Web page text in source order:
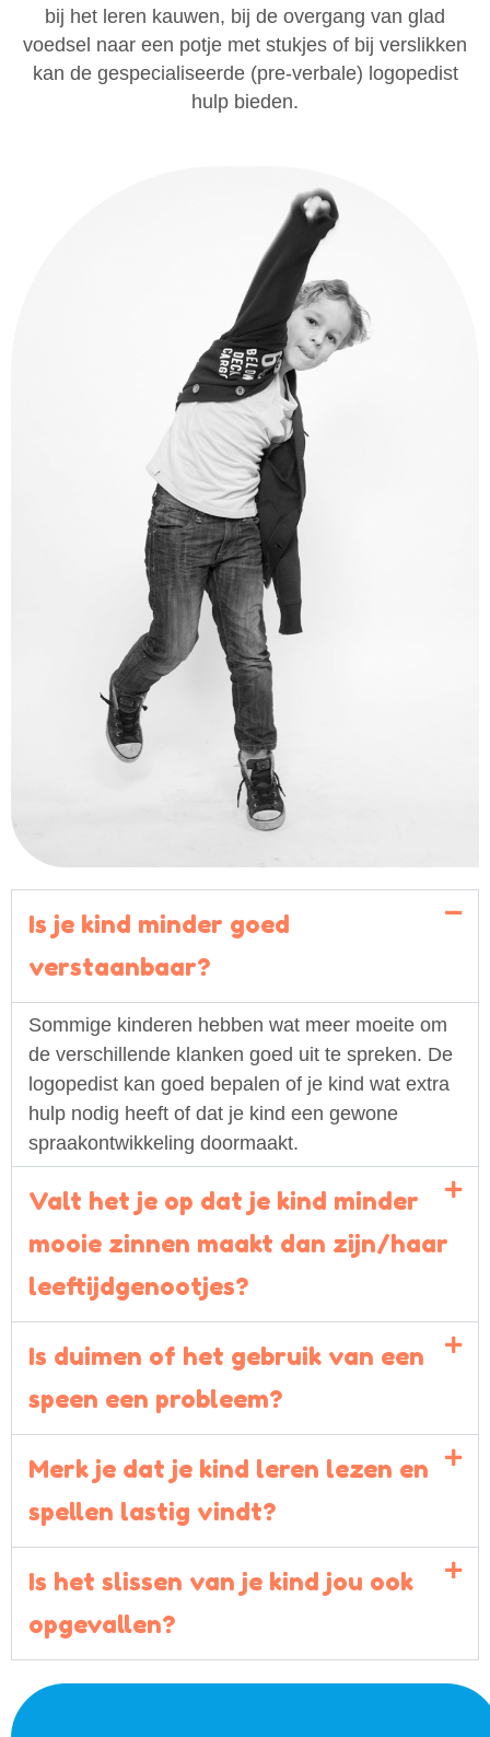
bij het leren kauwen, bij de overgang van glad
voedsel naar een potje met stukjes of bij verslikken
kan de gespecialiseerde (pre-verbale) logopedist
hulp bieden.
Is je kind minder goed
verstaanbaar?
Sommige kinderen hebben wat meer moeite om
de verschillende klanken goed uit te spreken. De
logopedist kan goed bepalen of je kind wat extra
hulp nodig heeft of dat je kind een gewone
spraakontwikkeling doormaakt.
Valt het je op dat je kind minder
mooie zinnen maakt dan zijn/haar
leeftijdgenootjes?
Is duimen of het gebruik van een
speen een probleem?
Merk je dat je kind leren lezen en
spellen lastig vindt?
Is het slissen van je kind jou ook
opgevallen?